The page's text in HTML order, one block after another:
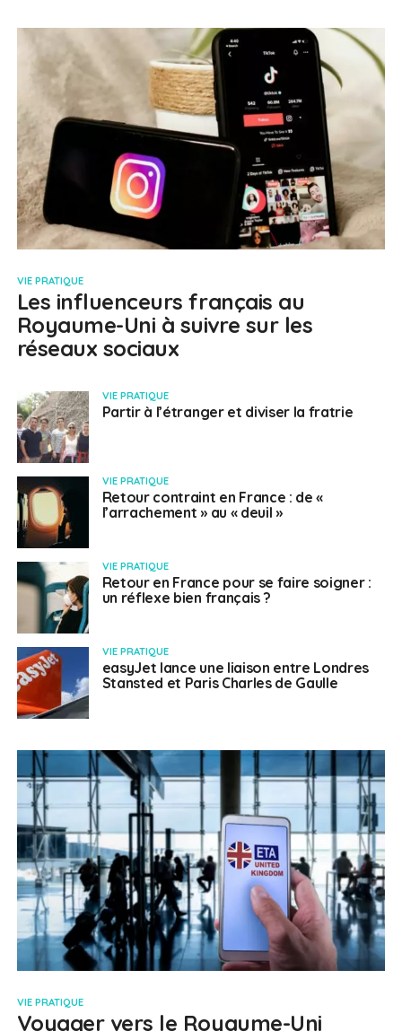
VIE PRATIQUE
Les influenceurs français au
Royaume-Uni à suivre sur les
réseaux sociaux
VIE PRATIQUE
Partir à l’étranger et diviser la fratrie
VIE PRATIQUE
Retour contraint en France : de «
l’arrachement » au « deuil »
VIE PRATIQUE
Retour en France pour se faire soigner :
un réflexe bien français ?
VIE PRATIQUE
easyJet lance une liaison entre Londres
Stansted et Paris Charles de Gaulle
VIE PRATIQUE
Voyager vers le Royaume-Uni